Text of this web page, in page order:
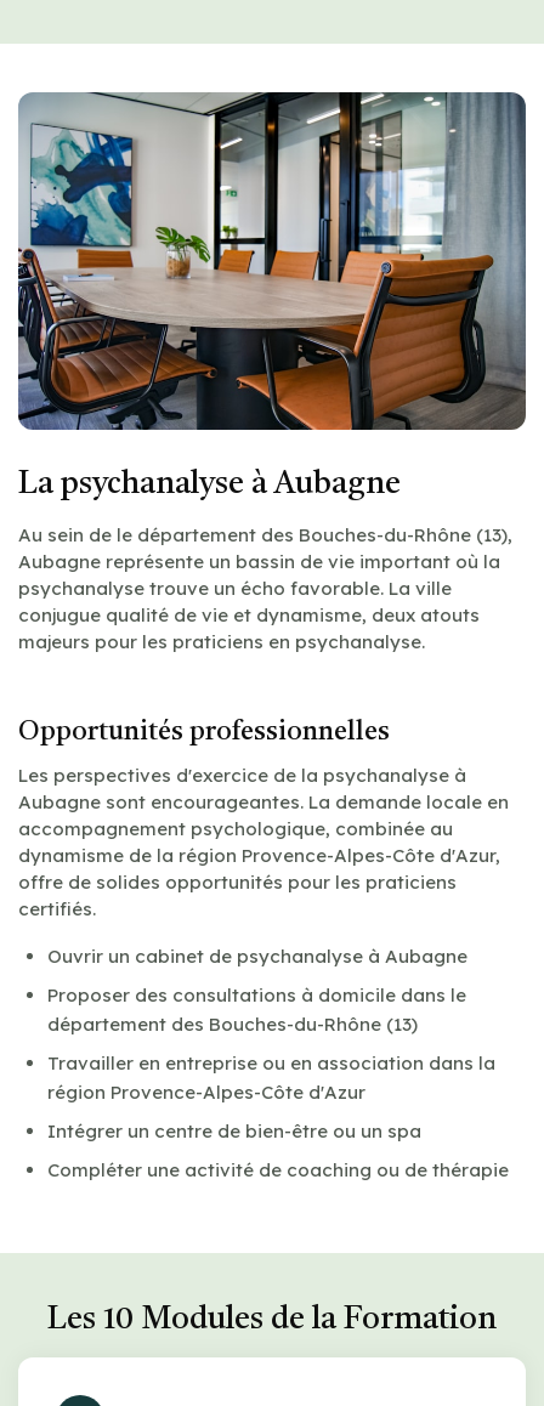
La psychanalyse à Aubagne
Au sein de le département des Bouches-du-Rhône (13),
Aubagne représente un bassin de vie important où la
psychanalyse trouve un écho favorable. La ville
conjugue qualité de vie et dynamisme, deux atouts
majeurs pour les praticiens en psychanalyse.
Opportunités professionnelles
Les perspectives d'exercice de la psychanalyse à
Aubagne sont encourageantes. La demande locale en
accompagnement psychologique, combinée au
dynamisme de la région Provence-Alpes-Côte d'Azur,
offre de solides opportunités pour les praticiens
certifiés.
Ouvrir un cabinet de psychanalyse à Aubagne
Proposer des consultations à domicile dans le
département des Bouches-du-Rhône (13)
Travailler en entreprise ou en association dans la
région Provence-Alpes-Côte d'Azur
Intégrer un centre de bien-être ou un spa
Compléter une activité de coaching ou de thérapie
Les 10 Modules de la Formation